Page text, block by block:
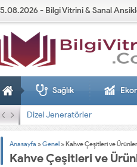
- Bilgi Vitrini & Sanal
Sağlık
Dizel Jeneratörler
Anasayfa »Genel »Kahve Çeşitleri ve
Kahve Çeşitleri ve